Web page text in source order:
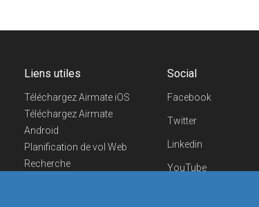
Liens utiles
Téléchargez Airmate iOS
Téléchargez Airmate
Android
Planification de vol Web
Recherche
Social
Facebook
Twitter
Linkedin
YouTube